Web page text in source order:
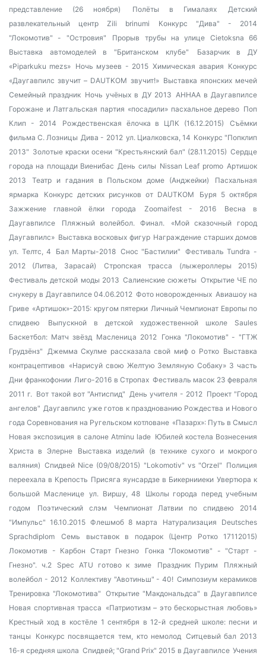
представление (26 ноября)
Полёты в Гималаях
Детский
развлекательный центр Zili brinumi
Конкурс "Дива" - 2014
"Локомотив" - "Островия"
Прорыв трубы на улице Cietoksna 66
Выставка автомоделей в "Британском клубе"
Базарчик в ДУ
«Piparkuku mezs» Ночь музеев - 2015 Химическая авария Конкурс
«Даугавпилс звучит – DAUTKOM звучит!» Выставка японских мечей
Семейный праздник Ночь учёных в ДУ 2013 AHHAA в Даугавпилсе
Горожане и Латгальская партия «посадили» пасхальное дерево Поп
Клип - 2014
Рождественская ёлочка в ЦЛК (16.12.2015)
Съёмки
фильма С. Лозницы Дива - 2012 ул. Циалковска, 14 Конкурс "Попклип
2013" Золотые краски осени "Крестьянский бал" (28.11.2015) Сердце
города на площади Виенибас День силы Nissan Leaf promo Артишок
2013
Театр и гадания в Польском доме (Анджейки)
Пасхальная
ярмарка
Конкурс детских рисунков от DAUTKOM
Буря 5 октября
Зажжение главной ёлки города
Zoomaifest - 2016
Весна в
Даугавпилсе
Пляжный волейбол. Финал.
«Мой сказочный город
Даугавпилс» Выставка восковых фигур Награждение старших домов
ул. Телтс, 4
Бал Марты-2018 Снос "Бастилии" Фестиваль Tundra -
2012 (Литва, Зарасай)
Стропская трасса (лыжероллеры 2015)
Фестиваль детской моды 2013 Салиенские сюжеты Открытие ЧЕ по
снукеру в Даугавпилсе 04.06.2012 Фото новорожденных Авиашоу на
Гриве «Артишок»-2015: кругом пятерки Личный Чемпионат Европы по
спидвею
Выпускной в детской художественной школе Saules
Баскетбол: Матч звёзд Масленица 2012 Гонка "Локомотив" - "ГТЖ
Грудзёнз" Джемма Скулме рассказала свой миф о Ротко Выставка
контрацептивов «Нарисуй свою Желтую Земляную Собаку» 3 часть
Дни франкофонии Лиго-2016 в Стропах Фестиваль масок 23 февраля
2011 г. Вот такой вот "Антиспид" День учителя - 2012 Проект "Город
ангелов" Даугавпилс уже готов к празднованию Рождества и Нового
года Соревнования на Ругельском котловане «Пазарх»: Путь в Смысл
Новая экспозиция в салоне Atminu lade Юбилей костела Вознесения
Христа в Элерне
Выставка изделий (в технике сухого и мокрого
валяния) Спидвей Nice (09/08/2015) "Lokomotiv" vs "Orzel" Полиция
переехала в Крепость Присяга яунсардзе в Бикернииеки Увертюра к
большой Масленице ул. Виршу, 48
Школы города перед учебным
годом
Поэтический слэм
Чемпионат Латвии по спидвею 2014
"Импульс" 16.10.2015 Флешмоб 8 марта Натурализация
Deutsches
Sprachdiplom
Семь выставок в подарок (Центр Ротко 17112015)
Локомотив - Карбон Старт Гнезно
Гонка "Локомотив" - "Старт -
Гнезно". ч.2
Spec ATU готово к зиме Праздник Пурим
Пляжный
волейбол - 2012 Коллективу "Авотиньш" - 40! Симпозиум керамиков
Тренировка "Локомотива" Открытие "Макдональдса" в Даугавпилсе
Новая спортивная трасса «Патриотизм – это бескорыстная любовь»
Крестный ход в костёле 1 сентября в 12-й средней школе: песни и
танцы
Конкурс посвящается тем, кто немолод Ситцевый бал 2013
16-я средняя школа Спидвей; "Grand Prix" 2015 в Даугавпилсе Учения